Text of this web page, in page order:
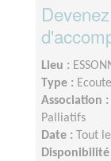
Lieu :
Type : Ecoute
Association :
Palliatifs
Date :
Tout